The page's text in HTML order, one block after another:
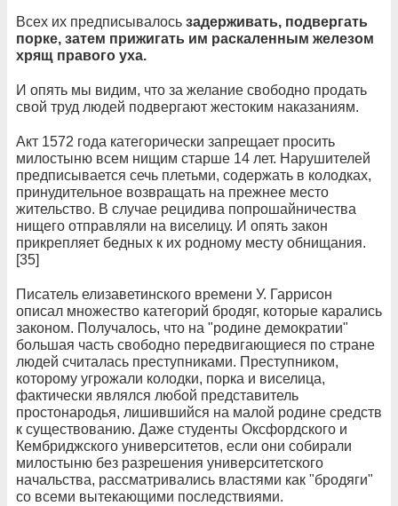
Всех их предписывалось задерживать, подвергать
порке, затем прижигать им раскаленным железом
хрящ правого уха.
И опять мы видим, что за желание свободно продать
свой труд людей подвергают жестоким наказаниям.
Акт 1572 года категорически запрещает просить
милостыню всем нищим старше 14 лет. Нарушителей
предписывается сечь плетьми, содержать в колодках,
принудительное возвращать на прежнее место
жительство. В случае рецидива попрошайничества
нищего отправляли на виселицу. И опять закон
прикрепляет бедных к их родному месту обнищания.
[35]
Писатель елизаветинского времени У. Гаррисон
описал множество категорий бродяг, которые карались
законом. Получалось, что на "родине демократии"
большая часть свободно передвигающиеся по стране
людей считалась преступниками. Преступником,
которому угрожали колодки, порка и виселица,
фактически являлся любой представитель
простонародья, лишившийся на малой родине средств
к существованию. Даже студенты Оксфордского и
Кембриджского университетов, если они собирали
милостыню без разрешения университетского
начальства, рассматривались властями как "бродяги"
со всеми вытекающими последствиями.